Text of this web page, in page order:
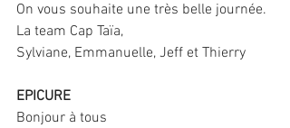
On vous souhaite une très belle journée.
La team Cap Taïa,
Sylviane, Emmanuelle, Jeff et Thierry
EPICURE
Bonjour à tous